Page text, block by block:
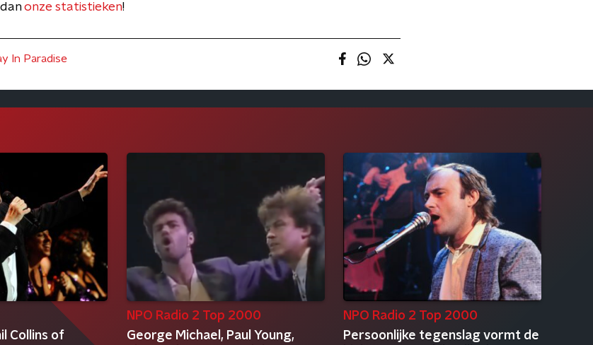
onze statistieken!
In Paradise
Collins of
NPO Radio 2 Top 2000
George Michael, Paul Young,
NPO Radio 2 Top 2000
Persoonlijke tegenslag vormt de